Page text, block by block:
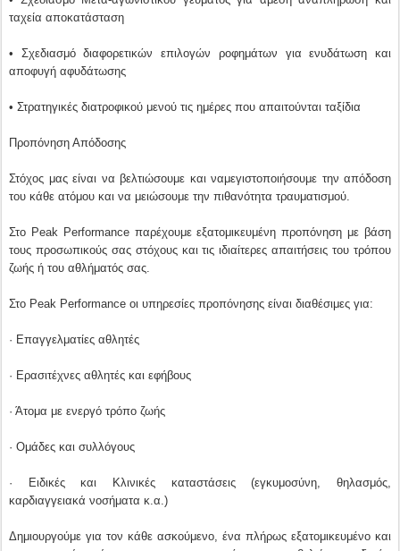
ταχεία αποκατάσταση
• Σχεδιασμό διαφορετικών επιλογών ροφημάτων για ενυδάτωση και
αποφυγή αφυδάτωσης
• Στρατηγικές διατροφικού μενού τις ημέρες που απαιτούνται ταξίδια
Προπόνηση Απόδοσης
Στόχος μας είναι να βελτιώσουμε και ναμεγιστοποιήσουμε την απόδοση
του κάθε ατόμου και να μειώσουμε την πιθανότητα τραυματισμού.
Στο Peak Performance παρέχουμε εξατομικευμένη προπόνηση με βάση
τους προσωπικούς σας στόχους και τις ιδιαίτερες απαιτήσεις του τρόπου
ζωής ή του αθλήματός σας.
Στο Peak Performance οι υπηρεσίες προπόνησης είναι διαθέσιμες για:
· Επαγγελματίες αθλητές
· Ερασιτέχνες αθλητές και εφήβους
· Άτομα με ενεργό τρόπο ζωής
· Ομάδες και συλλόγους
· Ειδικές και Κλινικές καταστάσεις (εγκυμοσύνη, θηλασμός,
καρδιαγγειακά νοσήματα κ.α.)
Δημιουργούμε για τον κάθε ασκούμενο, ένα πλήρως εξατομικευμένο και